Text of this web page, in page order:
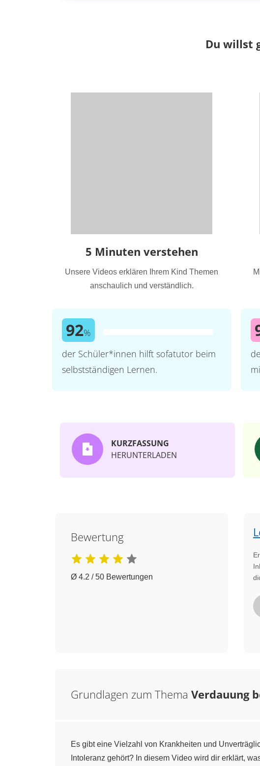
Du willst
5 Minuten verstehen
Unsere Videos erklären Ihrem Kind Themen
anschaulich und verständlich.
92%
der Schüler*innen hilft sofatutor beim
selbstständigen Lernen.
KURZFASSUNG
HERUNTERLADEN
Bewertung
Ø 4.2 / 50 Bewertungen
Grundlagen zum Thema Verdauung
Es gibt eine Vielzahl von Krankheiten und
Intoleranz gehört? In diesem Video wird dir erklärt,